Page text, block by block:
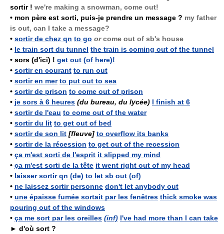
sortir ! we're making a snowman, come out!
• mon père est sorti, puis-je prendre un message ? my father
is out, can I take a message?
• sortir de chez qn to go orcome out of sb's house
• le train sort du tunnel the train is coming out of the tunnel
• sors (d'ici) ! get out (of here)!
• sortir en courant to run out
• sortir en mer to put out to sea
• sortir de prison to come out of prison
• je sors à 6 heures (du bureau, du lycée) I finish at 6
• sortir de l'eau to come out of the water
• sortir du lit to get out of bed
• sortir de son lit [fleuve] to overflow its banks
• sortir de la récession to get out of the recession
• ça m'est sorti de l'esprit it slipped my mind
• ça m'est sorti de la tête it went right out of my head
• laisser sortir qn (de) to let sb out (of)
• ne laissez sortir personne don't let anybody out
• une épaisse fumée sortait par les fenêtres thick smoke was
pouring out of the windows
• ça me sort par les oreilles (inf) I've had more than I can take
► d'où sort ?